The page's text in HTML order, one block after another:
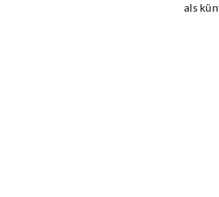
als